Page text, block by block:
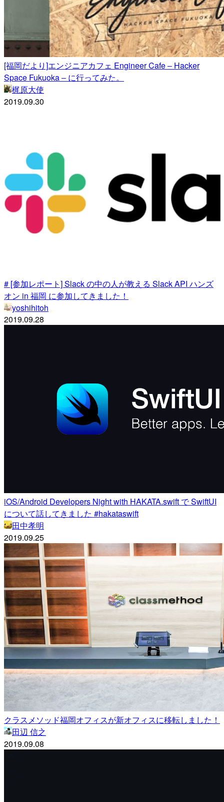
[福岡だより]エンジニアカフェ Engineer Cafe ‒ Hacker
Space Fukuoka ‒ に行ってみた。
梶原大使
2019.09.30
# [参加レポート] Slack の中の人が教える Slack API ハンズ
オン in 福岡 に参加してきました！
yoshihitoh
2019.09.28
iOS/Android Developers Night with HAKATA.swift で SwiftUI
について話してきました #hakataswift
田中孝明
2019.09.25
クラスメソッド福岡オフィスが新オフィスに移転しました！
田辺 信之
2019.09.08